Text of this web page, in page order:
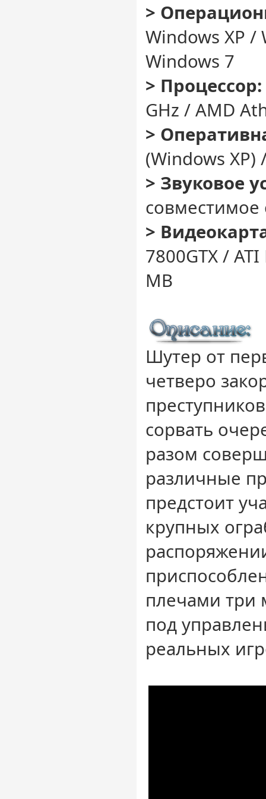
>
Windows XP /
Windows 7
> Процессор:
GHz / AMD
>
(Windows XP)
> Звуковое
совместимое
>
7800GTX /
MB
Шутер от
четверо
сорвать
разом
различные
предстоит
крупных
плечами три
под
реальных